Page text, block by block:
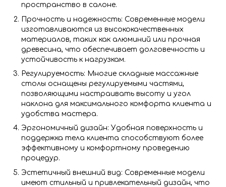
пространство в салоне.
Прочность и надежность: Современные модели
изготавливаются из высококачественных
материалов, таких как алюминий или прочная
древесина, что обеспечивает долговечность и
устойчивость к нагрузкам.
Регулируемость: Многие складные массажные
столы оснащены регулируемыми частями,
позволяющими настраивать высоту и угол
наклона для максимального комфорта клиента и
удобства мастера.
Эргономичный дизайн: Удобная поверхность и
поддержка тела клиента способствуют более
эффективному и комфортному проведению
процедур.
Эстетичный внешний вид: Современные модели
имеют стильный и привлекательный дизайн, что